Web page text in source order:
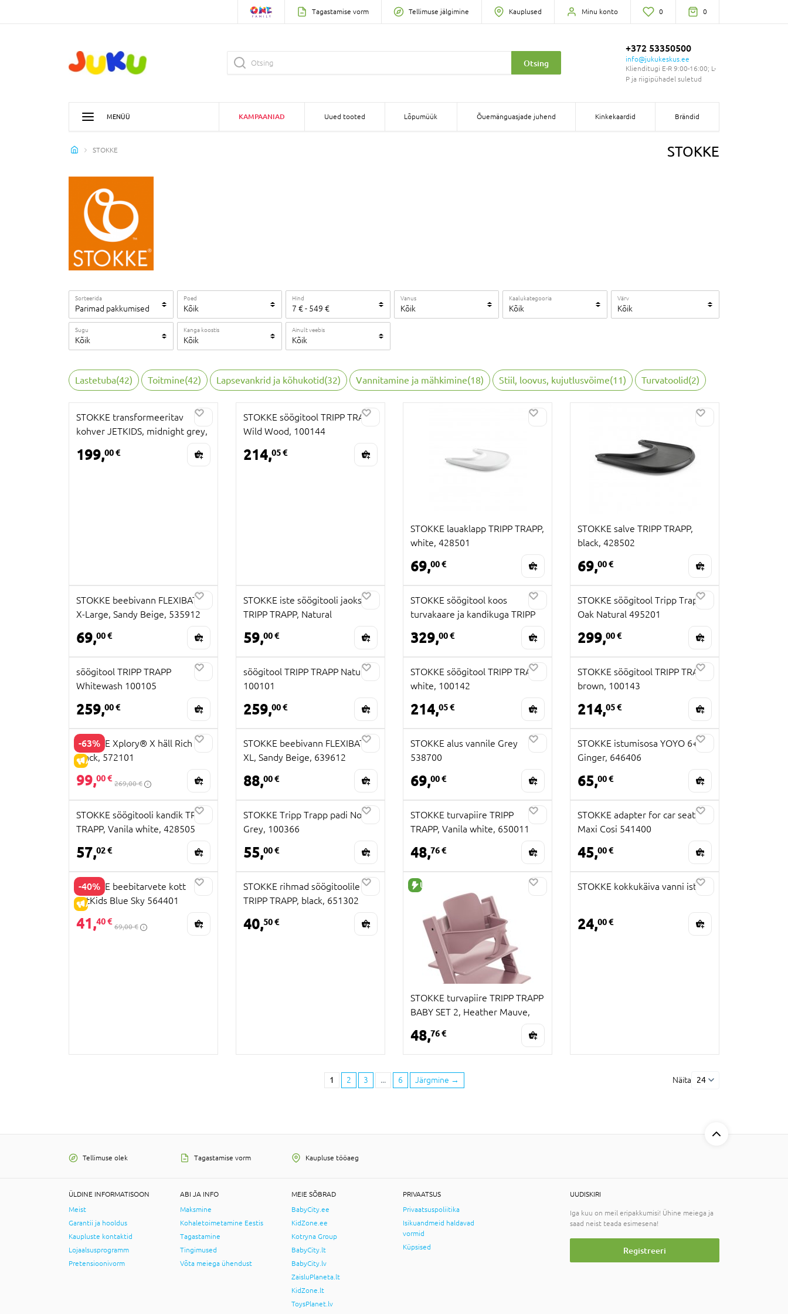
Tagastamise vorm Tellimuse jälgimine Kauplused Minu konto 0 0
Otsing
+372 53350500
info@jukukeskus.ee
Klienditugi E-R 9:00-16:00; L-
P ja riigipühadel suletud
MENÜÜ KAMPAANIAD Uued tooted Lõpumüük Õuemänguasjade juhend Kinkekaardid Brändid
STOKKE STOKKE
Sorteerida
Parimad pakkumised
Poed
Kõik
Hind
7 €- 549 €
Vanus
Kõik
Kaalukategooria
Kõik
Värv
Kõik
Sugu
Kõik
Kanga koostis
Kõik
Ainult veebis
Kõik
Lastetuba(42) Toitmine(42) Lapsevankrid ja kõhukotid(32) Vannitamine ja mähkimine(18) Stiil, loovus, kujutlusvõime(11) Turvatoolid(2)
STOKKE transformeeritav
kohver JETKIDS, midnight grey,
199,00 €
STOKKE söögitool TRIPP TRAPP,
Wild Wood, 100144
214,05 €
STOKKE lauaklapp TRIPP TRAPP,
white, 428501
69,00 €
STOKKE salve TRIPP TRAPP,
black, 428502
69,00 €
STOKKE beebivann FLEXIBATH
X-Large, Sandy Beige, 535912
69,00 €
STOKKE iste söögitooli jaoks
TRIPP TRAPP, Natural
59,00 €
STOKKE söögitool koos
turvakaare ja kandikuga TRIPP
329,00 €
STOKKE söögitool Tripp Trapp
Oak Natural 495201
299,00 €
söögitool TRIPP TRAPP
Whitewash 100105
259,00 €
söögitool TRIPP TRAPP Natural
100101
259,00 €
STOKKE söögitool TRIPP TRAPP,
white, 100142
214,05 €
STOKKE söögitool TRIPP TRAPP,
brown, 100143
214,05 €
-63%
ALLAHINDLUS
STOKKE Xplory® X häll Rich
Black, 572101
99,00 €
269,00 €
STOKKE beebivann FLEXIBATH
XL, Sandy Beige, 639612
88,00 €
STOKKE alus vannile Grey
538700
69,00 €
STOKKE istumisosa YOYO 6+,
Ginger, 646406
65,00 €
STOKKE söögitooli kandik TRIPP
TRAPP, Vanila white, 428505
57,02 €
STOKKE Tripp Trapp padi Nordic
Grey, 100366
55,00 €
STOKKE turvapiire TRIPP
TRAPP, Vanila white, 650011
48,76 €
STOKKE adapter for car seat
Maxi Cosi 541400
45,00 €
-40%
ALLAHINDLUS
STOKKE beebitarvete kott
JetKids Blue Sky 564401
41,40 €
69,00 €
STOKKE rihmad söögitoolile
TRIPP TRAPP, black, 651302
40,50 €
UUS TOODE
STOKKE turvapiire TRIPP TRAPP
BABY SET 2, Heather Mauve,
48,76 €
STOKKE kokkukäiva vanni iste
24,00 €
1 2 3 ... 6 Järgmine → Näita 24
Tellimuse olek Tagastamise vorm Kaupluse tööaeg
ÜLDINE INFORMATISOON
Meist
Garantii ja hooldus
Kaupluste kontaktid
Lojaalsusprogramm
Pretensioonivorm
ABI JA INFO
Maksmine
Kohaletoimetamine Eestis
Tagastamine
Tingimused
Võta meiega ühendust
MEIE SÕBRAD
BabyCity.ee
KidZone.ee
Kotryna Group
BabyCity.lt
BabyCity.lv
ZaisluPlaneta.lt
KidZone.lt
ToysPlanet.lv
PRIVAATSUS
Privaatsuspoliitika
Isikuandmeid haldavad
vormid
Küpsised
UUDISKIRI
Iga kuu on meil eripakkumisi! Ühine meiega ja
saad neist teada esimesena!
Registreeri